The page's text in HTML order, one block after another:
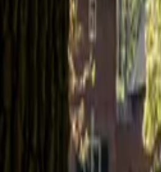
+31 237 99 91 20 Contact
Startpagina
Onze locaties
Pays-Bas
Landhuis Marienheuvel
Landhuis Marienheuvel